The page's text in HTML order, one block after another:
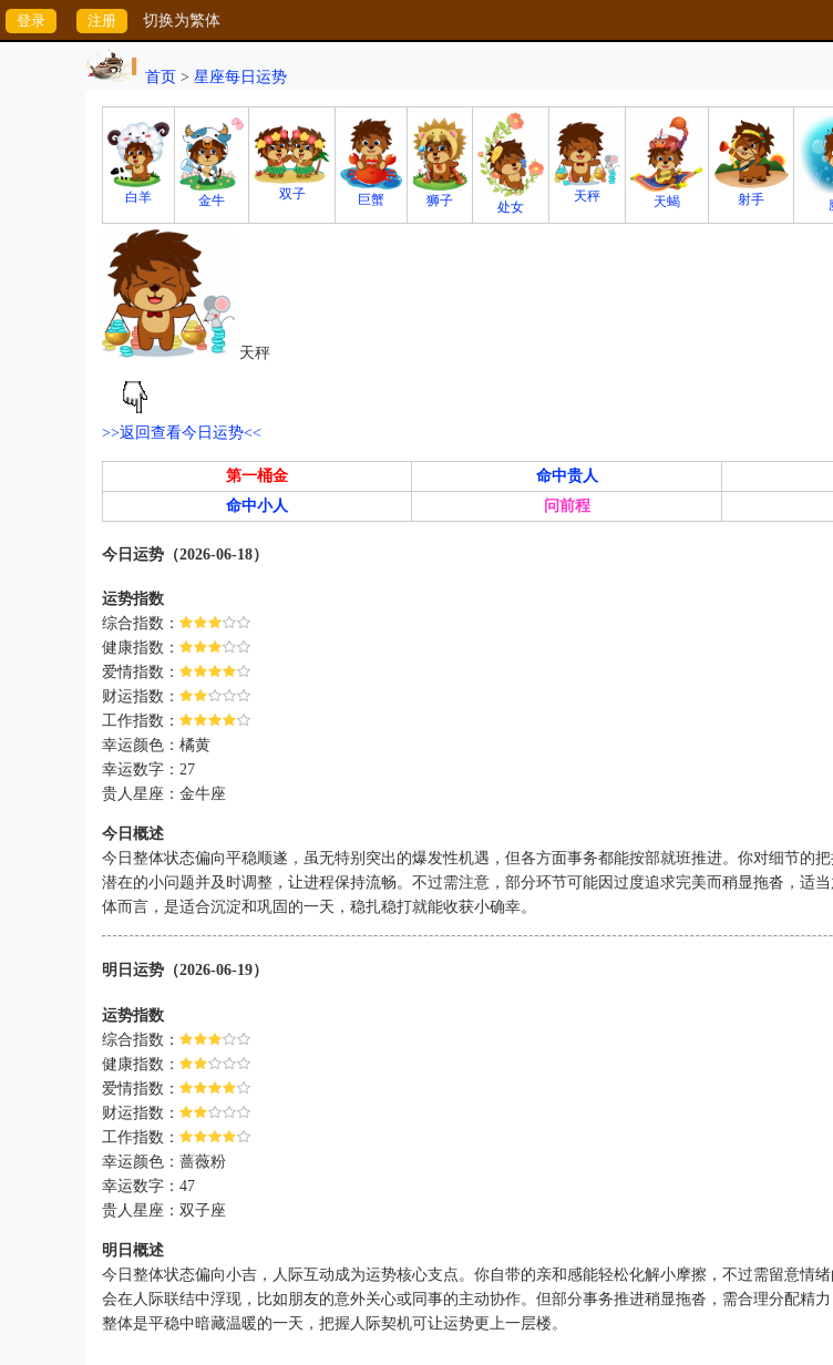
切换为繁体
首页 > 星座每日运势
白羊 金牛 双子 巨蟹 狮子 处女
天秤 天蝎 射手
天秤
>>返回查看今日运势<<
第一桶金 命中贵人
命中小人
问前程
今日运势（2026-06-18）
运势指数
综合指数：
健康指数：
爱情指数：
财运指数：
工作指数：
幸运颜色：橘黄
幸运数字：27
贵人星座：金牛座
今日概述
今日整体状态偏向平稳顺遂，虽无特别突出的爆发性机遇，但各方面事务都能按部就班推进。你对细节的
潜在的小问题并及时调整，让进程保持流畅。不过需注意，部分环节可能因过度追求完美而稍显拖沓，适
体而言，是适合沉淀和巩固的一天，稳扎稳打就能收获小确幸。
明日运势（2026-06-19）
运势指数
综合指数：
健康指数：
爱情指数：
财运指数：
工作指数：
幸运颜色：蔷薇粉
幸运数字：47
贵人星座：双子座
明日概述
今日整体状态偏向小吉，人际互动成为运势核心支点。你自带的亲和感能轻松化解小摩擦，不过需留意情
会在人际联结中浮现，比如朋友的意外关心或同事的主动协作。但部分事务推进稍显拖沓，需合理分配精力
整体是平稳中暗藏温暖的一天，把握人际契机可让运势更上一层楼。